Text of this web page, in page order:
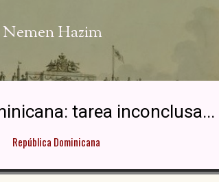
Hazim
tarea inconclusa...
República Dominicana